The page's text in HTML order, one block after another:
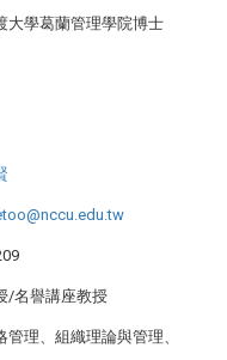
大學葛蘭管理學院博士
/名譽講座教授
管理、組織理論與管理、